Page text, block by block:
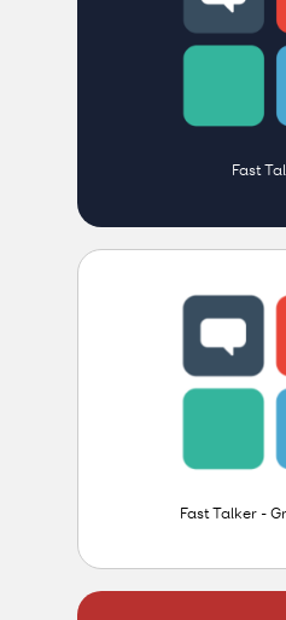
Fast
Fast Talker -